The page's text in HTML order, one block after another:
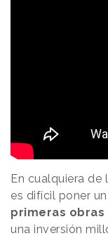
En cualquiera de
es difícil poner
primeras obras
una inversión